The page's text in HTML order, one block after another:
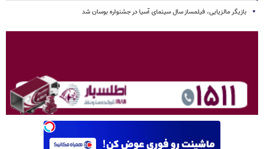
بازیگر مالزیایی، فیلمساز سال سینمای آسیا در جشنواره بوسان شد